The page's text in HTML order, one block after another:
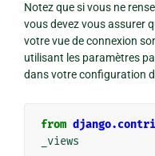
Notez que si vous ne
vous devez vous assurer
votre vue de connexion
utilisant les paramètres
dans votre configuration
from
_views